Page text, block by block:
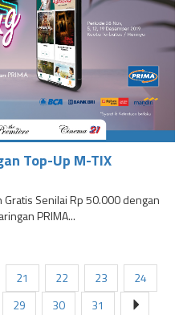
Top-Up M-TIX
Senilai Rp 50.000 dengan
PRIMA...
21 22 23
24
29 30
31